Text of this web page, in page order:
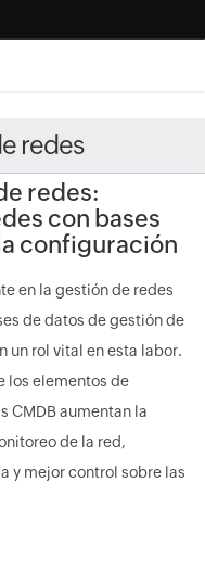
redes
redes:
con bases
configuración
en la gestión de redes
de datos de gestión de
un rol vital en esta labor.
los elementos de
CMDB aumentan la
de la red,
y mejor control sobre las